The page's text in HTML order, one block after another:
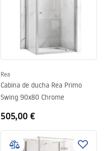
Rea
Cabina de ducha Rea Primo
Swing 90x80 Chrome
505,00 €